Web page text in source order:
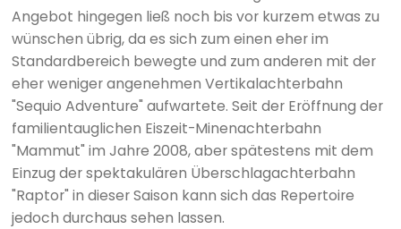
Angebot hingegen ließ noch bis vor kurzem etwas zu
wünschen übrig, da es sich zum einen eher im
Standardbereich bewegte und zum anderen mit der
eher weniger angenehmen Vertikalachterbahn
"Sequio Adventure" aufwartete. Seit der Eröffnung der
familientauglichen Eiszeit-Minenachterbahn
"Mammut" im Jahre 2008, aber spätestens mit dem
Einzug der spektakulären Überschlagachterbahn
"Raptor" in dieser Saison kann sich das Repertoire
jedoch durchaus sehen lassen.